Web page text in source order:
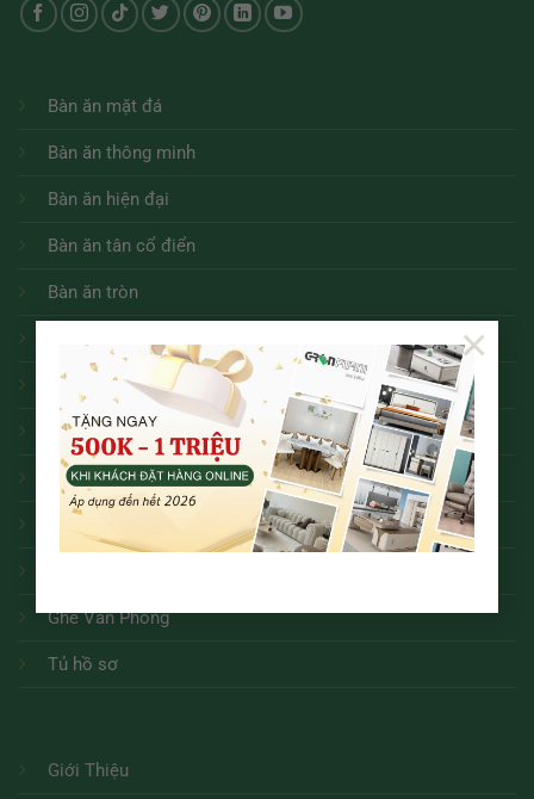
×
Bàn ăn mặt đá
Bàn ăn thông minh
Bàn ăn hiện đại
Bàn ăn tân cổ điển
Bàn ăn tròn
Sofa
Bàn trà
Kệ tivi
Ghế Văn Phòng
Tủ hồ sơ
Giới Thiệu